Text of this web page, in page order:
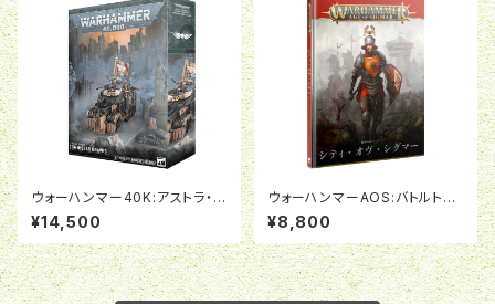
ウォーハンマー40K:アストラ・ミ
リタルム：政治将校グレイヴス
¥14,500
ウォーハンマーAOS:バトルトー
ム：シティ・オヴ・シグマー（日本
語版）
¥8,800